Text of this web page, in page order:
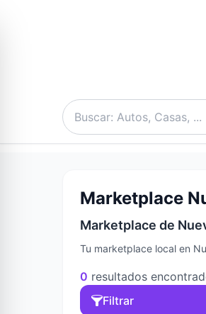
Marketplace
Marketplace de
Tu marketplace local en
0 resultados
Filtrar